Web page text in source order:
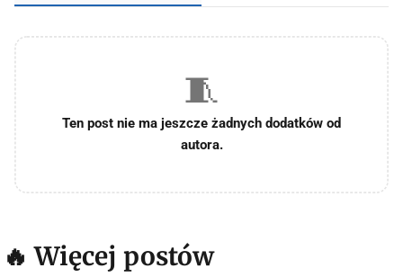
🧵
Ten post nie ma jeszcze żadnych dodatków od
autora.
🔥 Więcej postów